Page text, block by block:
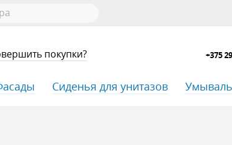
покупки? +375
Сиденья для унитазов